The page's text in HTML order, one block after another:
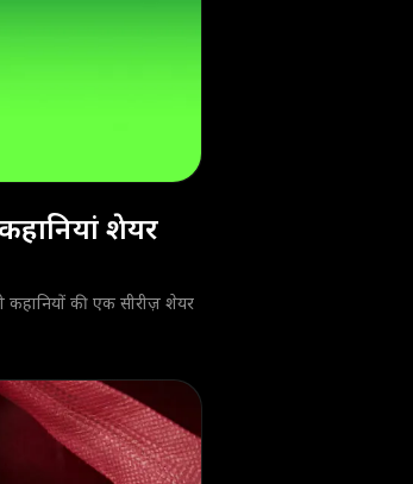
शेयर
की एक सीरीज़ शेयर